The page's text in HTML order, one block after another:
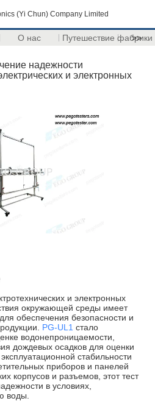
(Yi Chun) Company Limited
О нас Путешествие фабрики
>>
надежности
и электронных
и электронных
окружающей среды имеет
обеспечения безопасности и
PG-UL1 стало
водонепроницаемости,
дождевых осадков для оценки
стабильности
приборов и панелей
корпусов и разъемов, этот тест
в условиях,
воды.